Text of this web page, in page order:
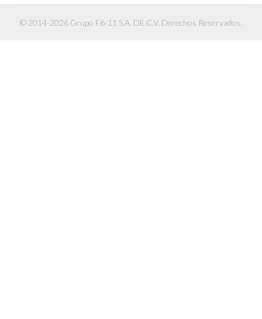
© 2014-2026 Grupo F6-11 S.A. DE C.V. Derechos Reservados.